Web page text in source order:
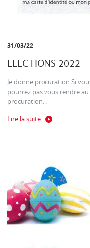
31/03/22
ELECTIONS 2022
Je donne procuration Si
pourrez pas vous rendre
procuration...
Lire la suite